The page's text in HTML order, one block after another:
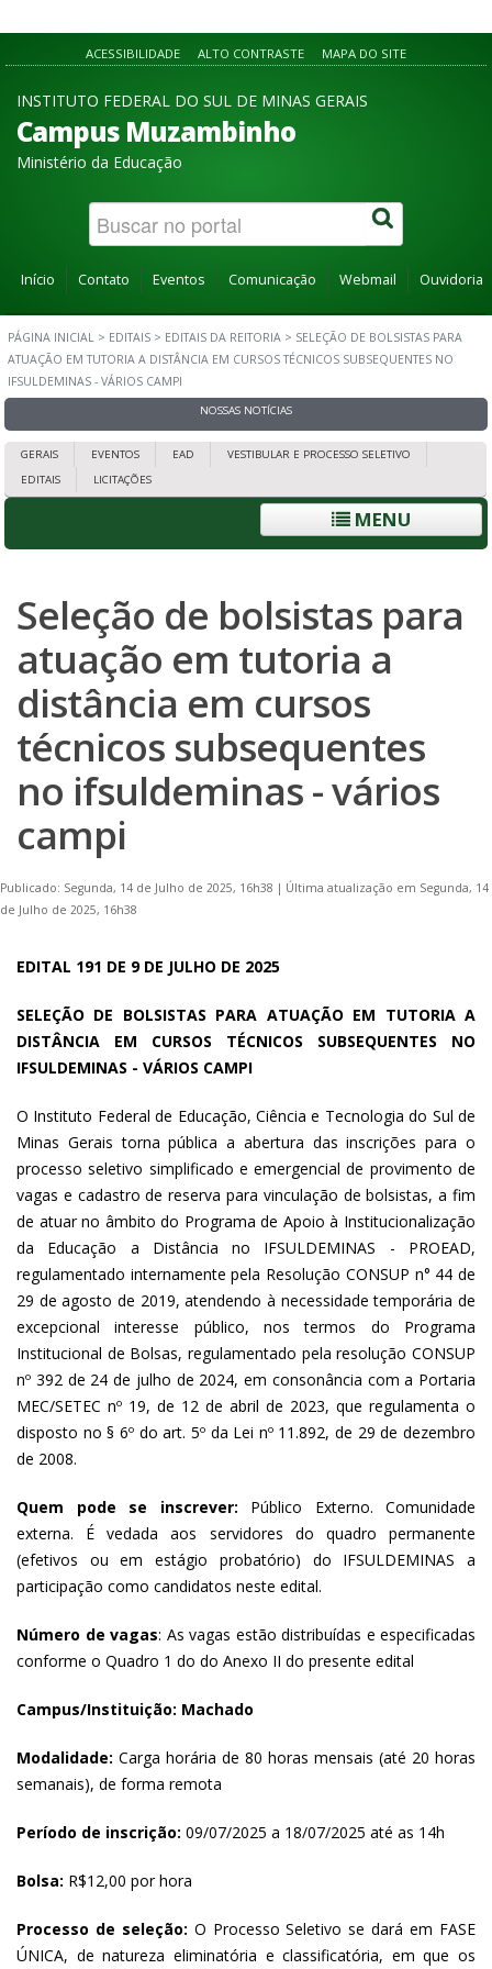
ACESSIBILIDADE ALTO CONTRASTE MAPA DO SITE
INSTITUTO FEDERAL DO SUL DE MINAS GERAIS
Campus Muzambinho
Ministério da Educação
Início Contato Eventos Comunicação Webmail Ouvidoria
PÁGINA INICIAL > EDITAIS > EDITAIS DA REITORIA > SELEÇÃO DE BOLSISTAS PARA
ATUAÇÃO EM TUTORIA A DISTÂNCIA EM CURSOS TÉCNICOS SUBSEQUENTES NO
IFSULDEMINAS - VÁRIOS CAMPI
NOSSAS NOTÍCIAS
GERAIS EVENTOS EAD
VESTIBULAR E PROCESSO SELETIVO
EDITAIS
LICITAÇÕES
MENU
Seleção de bolsistas para
atuação em tutoria a
distância em cursos
técnicos subsequentes
no ifsuldeminas - vários
campi
Publicado: Segunda, 14 de Julho de 2025, 16h38 | Última atualização em Segunda, 14
de Julho de 2025, 16h38
EDITAL 191 DE 9 DE JULHO DE 2025
SELEÇÃO DE BOLSISTAS PARA ATUAÇÃO EM TUTORIA A
DISTÂNCIA EM CURSOS TÉCNICOS SUBSEQUENTES NO
IFSULDEMINAS - VÁRIOS CAMPI
O Instituto Federal de Educação, Ciência e Tecnologia do Sul de
Minas Gerais torna pública a abertura das inscrições para o
processo seletivo simplificado e emergencial de provimento de
vagas e cadastro de reserva para vinculação de bolsistas, a fim
de atuar no âmbito do Programa de Apoio à Institucionalização
da Educação a Distância no IFSULDEMINAS - PROEAD,
regulamentado internamente pela Resolução CONSUP n° 44 de
29 de agosto de 2019, atendendo à necessidade temporária de
excepcional interesse público, nos termos do Programa
Institucional de Bolsas, regulamentado pela resolução CONSUP
nº 392 de 24 de julho de 2024, em consonância com a Portaria
MEC/SETEC nº 19, de 12 de abril de 2023, que regulamenta o
disposto no § 6º do art. 5º da Lei nº 11.892, de 29 de dezembro
de 2008.
Quem pode se inscrever: Público Externo. Comunidade
externa. É vedada aos servidores do quadro permanente
(efetivos ou em estágio probatório) do IFSULDEMINAS a
participação como candidatos neste edital.
Número de vagas: As vagas estão distribuídas e especificadas
conforme o Quadro 1 do do Anexo II do presente edital
Campus/Instituição: Machado
Modalidade: Carga horária de 80 horas mensais (até 20 horas
semanais), de forma remota
Período de inscrição: 09/07/2025 a 18/07/2025 até as 14h
Bolsa: R$12,00 por hora
Processo de seleção: O Processo Seletivo se dará em FASE
ÚNICA, de natureza eliminatória e classificatória, em que os